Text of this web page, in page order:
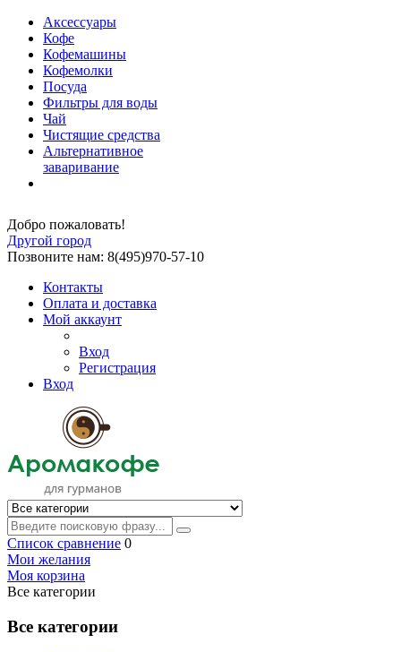
Аксессуары
Кофе
Кофемашины
Кофемолки
Посуда
Фильтры для воды
Чай
Чистящие средства
Альтернативное
заваривание
Добро пожаловать!
Другой город
Позвоните нам: 8(495)970-57-10
Контакты
Оплата и доставка
Мой аккаунт
Вход
Регистрация
Вход
Список сравнение 0
Мои желания
Моя корзина
Все категории
Все категории